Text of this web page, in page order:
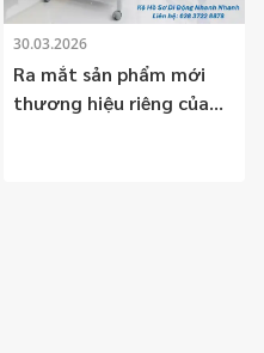
30.03.2026
Ra mắt sản phẩm mới
thương hiệu riêng của